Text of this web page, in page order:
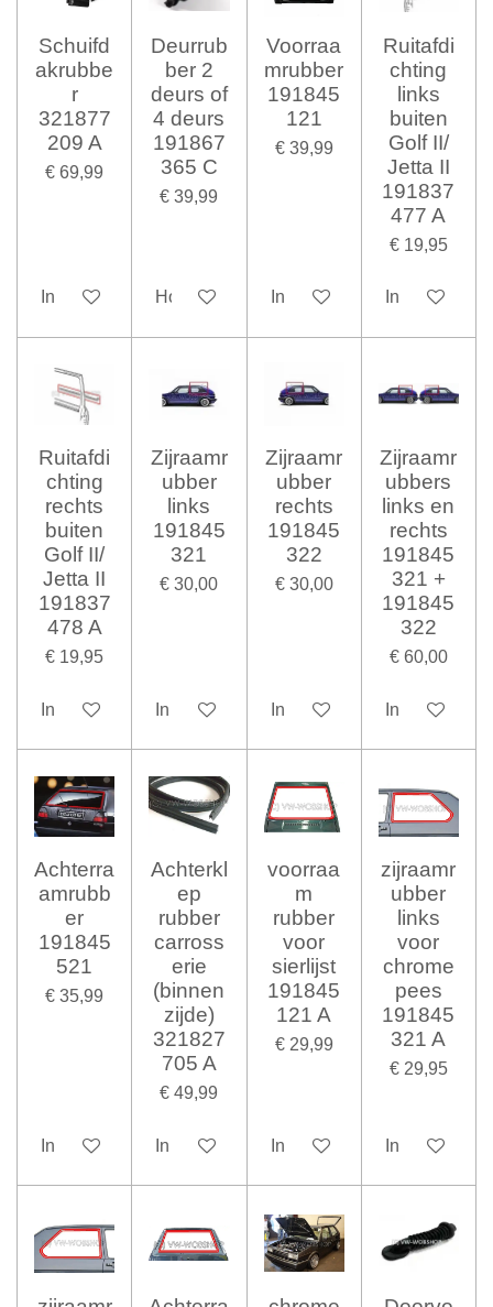
Schuifd
akrubbe
r
321877
209 A
€ 69,99
In winkelwagen
Deurrub
ber 2
deurs of
4 deurs
191867
365 C
€ 39,99
Houd mij op de hoogte
Voorraa
mrubber
191845
121
€ 39,99
In winkelwagen
Ruitafdi
chting
links
buiten
Golf II/
Jetta II
191837
477 A
€ 19,95
In
Ruitafdi
chting
rechts
buiten
Golf II/
Jetta II
191837
478 A
€ 19,95
In winkelwagen
Zijraamr
ubber
links
191845
321
€ 30,00
In winkelwagen
Zijraamr
ubber
rechts
191845
322
€ 30,00
In winkelwagen
Zijraamr
ubbers
links en
rechts
191845
321 +
191845
322
€ 60,00
In
Achterra
amrubb
er
191845
521
€ 35,99
In winkelwagen
Achterkl
ep
rubber
carross
erie
(binnen
zijde)
321827
705 A
€ 49,99
In winkelwagen
voorraa
m
rubber
voor
sierlijst
191845
121 A
€ 29,99
In winkelwagen
zijraamr
ubber
links
voor
chrome
pees
191845
321 A
€ 29,95
In